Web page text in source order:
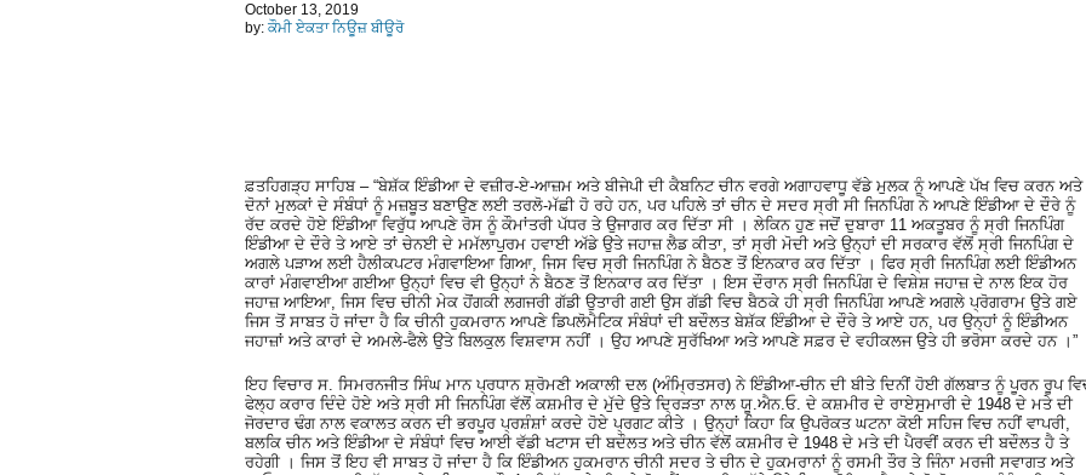
October 13, 2019
by: ਕੌਮੀ ਏਕਤਾ ਨਿਊਜ਼ ਬੀਊਰੋ
ਫ਼ਤਹਿਗੜ੍ਹ ਸਾਹਿਬ – “ਬੇਸ਼ੱਕ ਇੰਡੀਆ ਦੇ ਵਜ਼ੀਰ-ਏ-ਆਜ਼ਮ ਅਤੇ ਬੀਜੇਪੀ ਦੀ ਕੈਬਨਿਟ ਚੀਨ ਵਰਗੇ ਅਗਾਹਵਾਧੂ ਵੱਡੇ ਮੁਲਕ ਨੂੰ ਆਪਣੇ ਪੱਖ ਵਿਚ ਕਰਨ ਅਤੇ
ਦੋਨਾਂ ਮੁਲਕਾਂ ਦੇ ਸੰਬੰਧਾਂ ਨੂੰ ਮਜ਼ਬੂਤ ਬਣਾਉਣ ਲਈ ਤਰਲੋ-ਮੱਛੀ ਹੋ ਰਹੇ ਹਨ, ਪਰ ਪਹਿਲੇ ਤਾਂ ਚੀਨ ਦੇ ਸਦਰ ਸ੍ਰੀ ਸੀ ਜਿਨਪਿੰਗ ਨੇ ਆਪਣੇ ਇੰਡੀਆ ਦੇ ਦੌਰੇ ਨੂੰ
ਰੱਦ ਕਰਦੇ ਹੋਏ ਇੰਡੀਆ ਵਿਰੁੱਧ ਆਪਣੇ ਰੋਸ ਨੂੰ ਕੌਮਾਂਤਰੀ ਪੱਧਰ ਤੇ ਉਜਾਗਰ ਕਰ ਦਿੱਤਾ ਸੀ । ਲੇਕਿਨ ਹੁਣ ਜਦੋਂ ਦੁਬਾਰਾ 11 ਅਕਤੂਬਰ ਨੂੰ ਸ੍ਰੀ ਜਿਨਪਿੰਗ
ਇੰਡੀਆ ਦੇ ਦੌਰੇ ਤੇ ਆਏ ਤਾਂ ਚੇਨਈ ਦੇ ਮਮੱਲਾਪੁਰਮ ਹਵਾਈ ਅੱਡੇ ਉਤੇ ਜਹਾਜ਼ ਲੈਡ ਕੀਤਾ, ਤਾਂ ਸ੍ਰੀ ਮੋਦੀ ਅਤੇ ਉਨ੍ਹਾਂ ਦੀ ਸਰਕਾਰ ਵੱਲੋਂ ਸ੍ਰੀ ਜਿਨਪਿੰਗ ਦੇ
ਅਗਲੇ ਪੜਾਅ ਲਈ ਹੈਲੀਕਪਟਰ ਮੰਗਵਾਇਆ ਗਿਆ, ਜਿਸ ਵਿਚ ਸ੍ਰੀ ਜਿਨਪਿੰਗ ਨੇ ਬੈਠਣ ਤੋਂ ਇਨਕਾਰ ਕਰ ਦਿੱਤਾ । ਫਿਰ ਸ੍ਰੀ ਜਿਨਪਿੰਗ ਲਈ ਇੰਡੀਅਨ
ਕਾਰਾਂ ਮੰਗਵਾਈਆ ਗਈਆ ਉਨ੍ਹਾਂ ਵਿਚ ਵੀ ਉਨ੍ਹਾਂ ਨੇ ਬੈਠਣ ਤੋਂ ਇਨਕਾਰ ਕਰ ਦਿੱਤਾ । ਇਸ ਦੌਰਾਨ ਸ੍ਰੀ ਜਿਨਪਿੰਗ ਦੇ ਵਿਸ਼ੇਸ਼ ਜਹਾਜ਼ ਦੇ ਨਾਲ ਇਕ ਹੋਰ
ਜਹਾਜ਼ ਆਇਆ, ਜਿਸ ਵਿਚ ਚੀਨੀ ਮੇਕ ਹੋਂਗਕੀ ਲਗਜਰੀ ਗੱਡੀ ਉਤਾਰੀ ਗਈ ਉਸ ਗੱਡੀ ਵਿਚ ਬੈਠਕੇ ਹੀ ਸ੍ਰੀ ਜਿਨਪਿੰਗ ਆਪਣੇ ਅਗਲੇ ਪ੍ਰੋਗਰਾਮ ਉਤੇ ਗਏ
ਜਿਸ ਤੋਂ ਸਾਬਤ ਹੋ ਜਾਂਦਾ ਹੈ ਕਿ ਚੀਨੀ ਹੁਕਮਰਾਨ ਆਪਣੇ ਡਿਪਲੋਮੈਟਿਕ ਸੰਬੰਧਾਂ ਦੀ ਬਦੌਲਤ ਬੇਸ਼ੱਕ ਇੰਡੀਆ ਦੇ ਦੌਰੇ ਤੇ ਆਏ ਹਨ, ਪਰ ਉਨ੍ਹਾਂ ਨੂੰ ਇੰਡੀਅਨ
ਜਹਾਜ਼ਾਂ ਅਤੇ ਕਾਰਾਂ ਦੇ ਅਮਲੇ-ਫੈਲੇ ਉਤੇ ਬਿਲਕੁਲ ਵਿਸ਼ਵਾਸ ਨਹੀਂ । ਉਹ ਆਪਣੇ ਸੁਰੱਖਿਆ ਅਤੇ ਆਪਣੇ ਸਫ਼ਰ ਦੇ ਵਹੀਕਲਜ ਉਤੇ ਹੀ ਭਰੋਸਾ ਕਰਦੇ ਹਨ ।”
ਇਹ ਵਿਚਾਰ ਸ. ਸਿਮਰਨਜੀਤ ਸਿੰਘ ਮਾਨ ਪ੍ਰਧਾਨ ਸ਼੍ਰੋਮਣੀ ਅਕਾਲੀ ਦਲ (ਅੰਮ੍ਰਿਤਸਰ) ਨੇ ਇੰਡੀਆ-ਚੀਨ ਦੀ ਬੀਤੇ ਦਿਨੀਂ ਹੋਈ ਗੱਲਬਾਤ ਨੂੰ ਪੂਰਨ ਰੂਪ
ਫੇਲ੍ਹ ਕਰਾਰ ਦਿੰਦੇ ਹੋਏ ਅਤੇ ਸ੍ਰੀ ਸੀ ਜਿਨਪਿੰਗ ਵੱਲੋਂ ਕਸ਼ਮੀਰ ਦੇ ਮੁੱਦੇ ਉਤੇ ਦ੍ਰਿੜਤਾ ਨਾਲ ਯੂ.ਐਨ.ਓ. ਦੇ ਕਸ਼ਮੀਰ ਦੇ ਰਾਏਸੁਮਾਰੀ ਦੇ 1948 ਦੇ ਮਤੇ ਦੀ
ਜੋਰਦਾਰ ਢੰਗ ਨਾਲ ਵਕਾਲਤ ਕਰਨ ਦੀ ਭਰਪੂਰ ਪ੍ਰਸ਼ੰਸ਼ਾਂ ਕਰਦੇ ਹੋਏ ਪ੍ਰਗਟ ਕੀਤੇ । ਉਨ੍ਹਾਂ ਕਿਹਾ ਕਿ ਉਪਰੋਕਤ ਘਟਨਾ ਕੋਈ ਸਹਿਜ ਵਿਚ ਨਹੀਂ ਵਾਪਰੀ,
ਬਲਕਿ ਚੀਨ ਅਤੇ ਇੰਡੀਆ ਦੇ ਸੰਬੰਧਾਂ ਵਿਚ ਆਈ ਵੱਡੀ ਖਟਾਸ ਦੀ ਬਦੌਲਤ ਅਤੇ ਚੀਨ ਵੱਲੋਂ ਕਸ਼ਮੀਰ ਦੇ 1948 ਦੇ ਮਤੇ ਦੀ ਪੈਰਵੀਂ ਕਰਨ ਦੀ ਬਦੌਲਤ ਹੈ ਤੇ
ਰਹੇਗੀ । ਜਿਸ ਤੋਂ ਇਹ ਵੀ ਸਾਬਤ ਹੋ ਜਾਂਦਾ ਹੈ ਕਿ ਇੰਡੀਅਨ ਹੁਕਮਰਾਨ ਚੀਨੀ ਸਦਰ ਤੇ ਚੀਨ ਦੇ ਹੁਕਮਰਾਨਾਂ ਨੂੰ ਰਸਮੀ ਤੌਰ ਤੇ ਜਿੰਨਾ ਮਰਜੀ ਸਵਾਗਤ ਅਤੇ